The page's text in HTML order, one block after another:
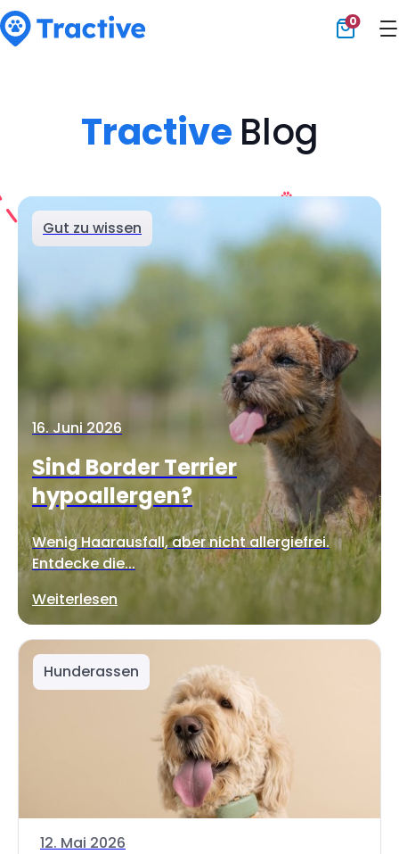
0
Tractive Blog
Gut zu wissen
16. Juni 2026
Sind Border Terrier
hypoallergen?
Wenig Haarausfall, aber nicht allergiefrei.
Entdecke die...
Weiterlesen
Hunderassen
12. Mai 2026